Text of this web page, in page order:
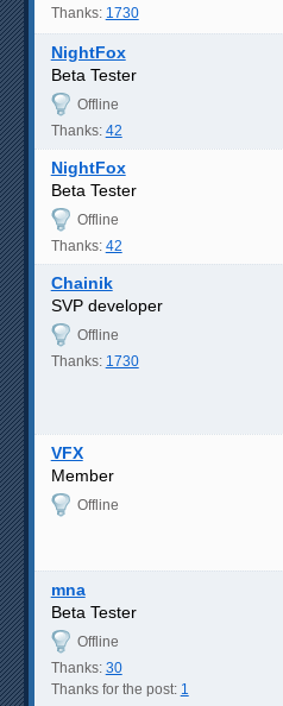
Thanks: 1730
NightFox
Beta Tester
Offline
Thanks: 42
NightFox
Beta Tester
Offline
Thanks: 42
Chainik
SVP developer
Offline
Thanks: 1730
VFX
Member
Offline
mna
Beta Tester
Offline
Thanks: 30
Thanks for the post: 1